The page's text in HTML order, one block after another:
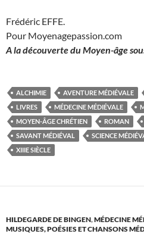
Frédéric EFFE.
Pour Moyenagepassion.com
A la découverte du Moyen-âge
ALCHIMIE AVENTURE MÉDIÉVALE
LIVRES
MÉDECINE MÉDIÉVALE
MOYEN-ÂGE CHRÉTIEN
ROMAN
SAVANT MÉDIÉVAL
SCIENCE
XIIIE SIÈCLE
HILDEGARDE DE BINGEN,MÉDECINE
MUSIQUES, POÉSIES ET CHANSONS